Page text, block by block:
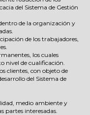
del Sistema de Gestión
de la organización y
de los trabajadores,
los cuales
nivel de cualificación.
clientes, con objeto de
del Sistema de
medio ambiente y
partes interesadas.